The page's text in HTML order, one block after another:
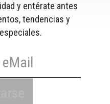
y entérate antes
tendencias y